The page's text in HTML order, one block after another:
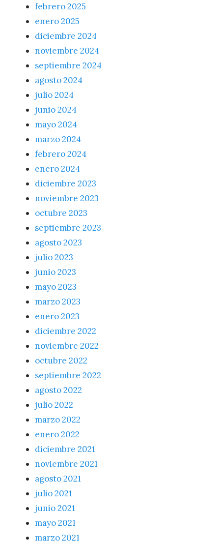
febrero 2025
enero 2025
diciembre 2024
noviembre 2024
septiembre 2024
agosto 2024
julio 2024
junio 2024
mayo 2024
marzo 2024
febrero 2024
enero 2024
diciembre 2023
noviembre 2023
octubre 2023
septiembre 2023
agosto 2023
julio 2023
junio 2023
mayo 2023
marzo 2023
enero 2023
diciembre 2022
noviembre 2022
octubre 2022
septiembre 2022
agosto 2022
julio 2022
marzo 2022
enero 2022
diciembre 2021
noviembre 2021
agosto 2021
julio 2021
junio 2021
mayo 2021
marzo 2021